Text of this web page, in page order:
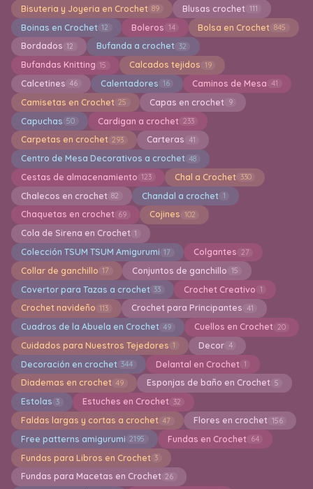
Bisuteria y Joyeria en Crochet 89 Blusas crochet 111
Boinas en Crochet 12 Boleros 14 Bolsa en Crochet 845
Bordados 12 Bufanda a crochet 32
Bufandas Knitting 15 Calcados tejidos 19
Calcetines 46 Calentadores 16 Caminos de Mesa 41
Camisetas en Crochet 25 Capas en crochet 9
Capuchas 50 Cardigan a crochet 233
Carpetas en crochet 293 Carteras 41
Centro de Mesa Decorativos a crochet 48
Cestas de almacenamiento 123 Chal a Crochet 330
Chalecos en crochet 82 Chandal a crochet 1
Chaquetas en crochet 69 Cojines 102
Cola de Sirena en Crochet 1
Colección TSUM TSUM Amigurumi 17 Colgantes 27
Collar de ganchillo 17 Conjuntos de ganchillo 15
Covertor para Tazas a crochet 33 Crochet Creativo 1
Crochet navideño 113 Crochet para Principantes 41
Cuadros de la Abuela en Crochet 49 Cuellos en Crochet 20
Cuidados para Nuestros Tejedores 1 Decor 4
Decoración en crochet 344 Delantal en Crochet 1
Diademas en crochet 49 Esponjas de baño en Crochet 5
Estolas 3 Estuches en Crochet 32
Faldas largas y cortas a crochet 47 Flores en crochet 156
Free patterns amigurumi 2195 Fundas en Crochet 64
Fundas para Libros en Crochet 3
Fundas para Macetas en Crochet 26